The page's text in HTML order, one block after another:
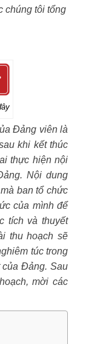
chúng tôi tổng
Đảng viên là
khi kết thúc
thực hiện nội
Nội dung
ban tổ chức
của mình để
tích và thuyết
thu hoạch sẽ
túc trong
của Đảng. Sau
mời các